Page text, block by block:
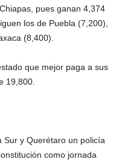
pues ganan 4,374
los de Puebla (7,200),
(8,400).
que mejor paga a sus
19,800.
Sur y Querétaro un policía
como jornada